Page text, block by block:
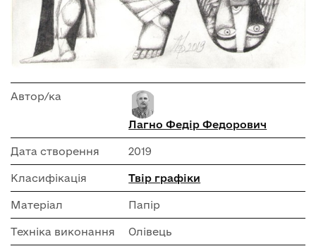
Автор/ка
Лагно Федір Федорович
Дата створення 2019
Класифікація Твір графіки
Матеріал Папір
Техніка виконання Олівець